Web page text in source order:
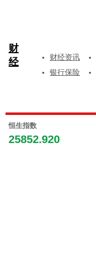
财
经
财经资讯
银行保险
恒生指数
25852.920